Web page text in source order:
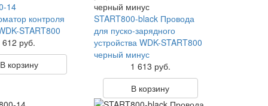
14
контроля
START800
612 руб.
В корзину
START800-black Провода
для пуско-зарядного
устройства WDK-START800
черный минус
1 613 руб.
В корзину